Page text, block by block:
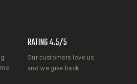
RATING 4.5/5
Our customers love us
and we give back